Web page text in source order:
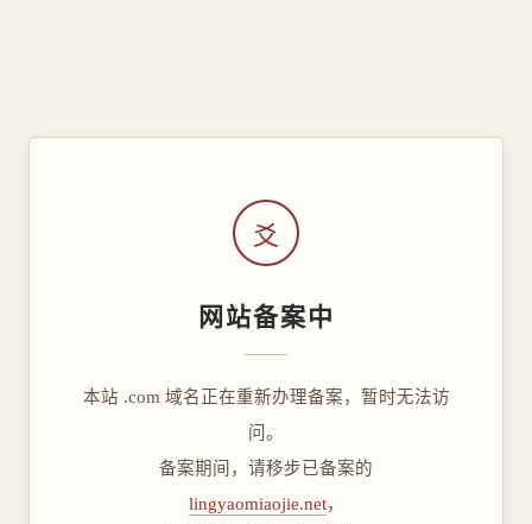
爻
网站备案中
本站 .com 域名正在重新办理备案，暂时无法访
问。
备案期间，请移步已备案的
lingyaomiaojie.net，